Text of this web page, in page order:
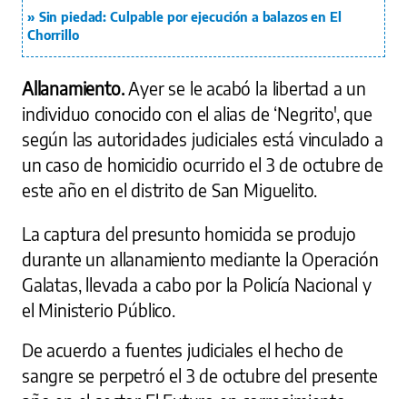
Sin piedad: Culpable por ejecución a balazos en El
Chorrillo
Allanamiento.Ayer se le acabó la libertad a un
individuo conocido con el alias de ‘Negrito', que
según las autoridades judiciales está vinculado a
un caso de homicidio ocurrido el 3 de octubre de
este año en el distrito de San Miguelito.
La captura del presunto homicida se produjo
durante un allanamiento mediante la Operación
Galatas, llevada a cabo por la Policía Nacional y
el Ministerio Público.
De acuerdo a fuentes judiciales el hecho de
sangre se perpetró el 3 de octubre del presente